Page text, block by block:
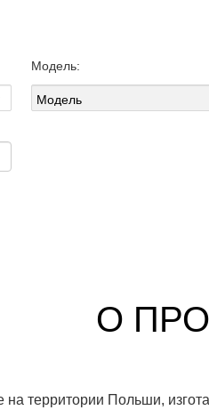
Модель:
О
территории Польши,